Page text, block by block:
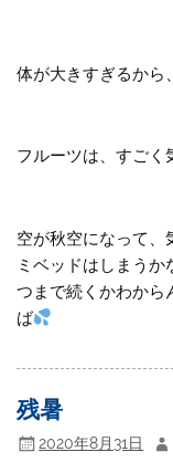
体が大きすぎるから
フルーツは、すごく
空が秋空になって、
ミベッドはしまう
つまで続くかわから
ば
残暑
2020年8月31日